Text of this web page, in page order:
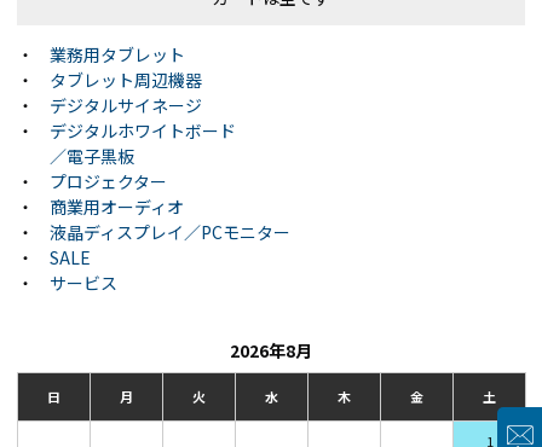
・
業務用タブレット
・
タブレット周辺機器
・
デジタルサイネージ
・
デジタルホワイトボード
／電子黒板
・
プロジェクター
・
商業用オーディオ
・
液晶ディスプレイ／PCモニター
・
SALE
・
サービス
2026年8月
日 月 火 水 木 金 土
1